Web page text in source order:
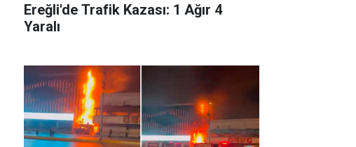
Ereğli'de Trafik Kazası: 1 Ağır 4
Yaralı